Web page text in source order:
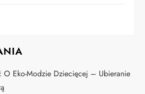
Eko-Modzie Dziecięcej – Ubieranie